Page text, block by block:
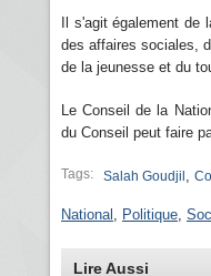
Il s'agit également
des affaires sociales,
de la jeunesse et du
Le Conseil de la
du Conseil peut faire
Tags: Salah Goudjil ,
National , Politique,
Lire Aussi